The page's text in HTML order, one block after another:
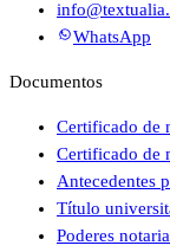
WhatsApp
Documentos
Certificado de
Certificado de
Antecedentes
Título
Poderes